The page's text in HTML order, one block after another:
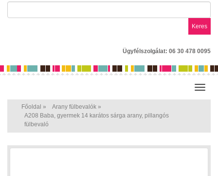
Keres
Ügyfélszolgálat: 06 30 478 0095
Főoldal » Arany fülbevalók »
A208 Baba, gyermek 14 karátos sárga arany, pillangós
fülbevaló